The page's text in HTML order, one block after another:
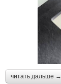
читать дальше →